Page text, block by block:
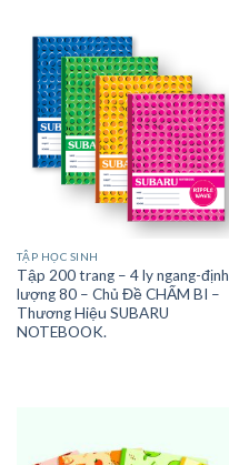
TẬP HỌC SINH
Tập 200 trang – 4 ly ngang-định
lượng 80 – Chủ Đề CHẤM BI –
Thương Hiệu SUBARU
NOTEBOOK.